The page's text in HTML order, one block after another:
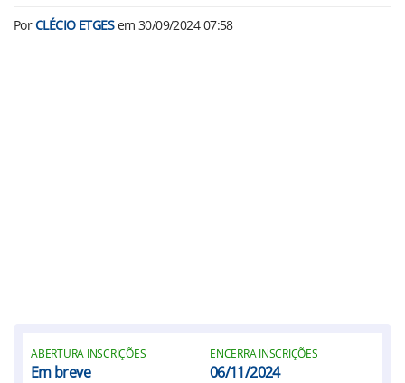
PorCLÉCIO ETGESem 30/09/2024 07:58
ABERTURA INSCRIÇÕES
Em breve
ENCERRA INSCRIÇÕES
06/11/2024